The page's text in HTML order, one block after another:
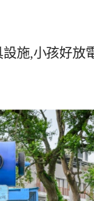
施,小孩好放